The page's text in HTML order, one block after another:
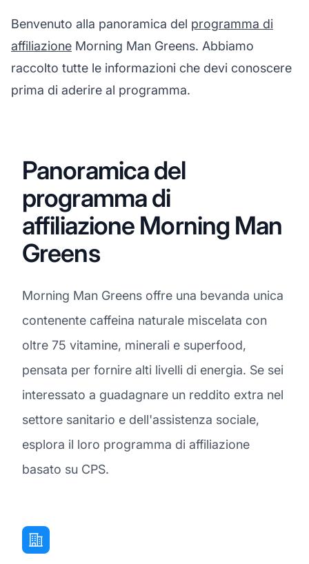
Benvenuto alla panoramica del programma di
affiliazione Morning Man Greens. Abbiamo
raccolto tutte le informazioni che devi conoscere
prima di aderire al programma.
Panoramica del
programma di
affiliazione Morning Man
Greens
Morning Man Greens offre una bevanda unica
contenente caffeina naturale miscelata con
oltre 75 vitamine, minerali e superfood,
pensata per fornire alti livelli di energia. Se sei
interessato a guadagnare un reddito extra nel
settore sanitario e dell'assistenza sociale,
esplora il loro programma di affiliazione
basato su CPS.